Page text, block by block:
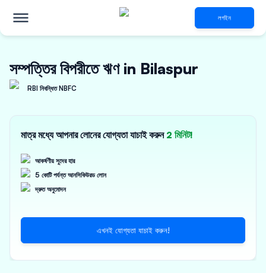
লগইন
সম্পত্তির বিপরীতে ঋণ in Bilaspur
RBI নিবন্ধিত NBFC
মাত্র মধ্যে আপনার লোনের যোগ্যতা যাচাই করুন 2 মিনিট!
আকর্ষণীয় সুদের হার
5 কোটি পর্যন্ত আনসিকিউরড লোন
দ্রুত অনুমোদন
এখনই যোগ্যতা যাচাই করুন!